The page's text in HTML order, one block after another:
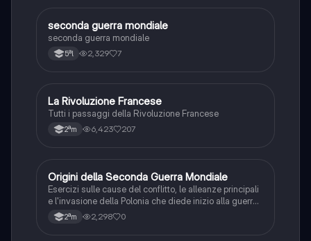
SStoria
seconda guerra mondiale
seconda guerra mondiale
5ªl 2,329 7
Storia
La Rivoluzione Francese
Tutti i passaggi della Rivoluzione Francese
2ªm 6,423 207
OStoria
Origini della Seconda Guerra Mondiale
Esercizi sulle cause del conflitto, le alleanze principali
e l'invasione della Polonia che diede inizio alla guerra
mondiale.
2ªm 2,298 0